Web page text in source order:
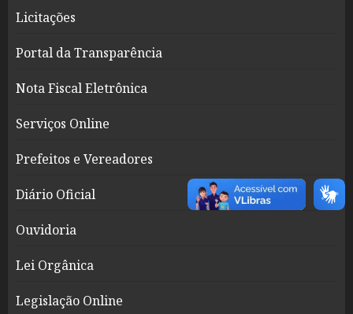
Licitações
Portal da Transparência
Nota Fiscal Eletrônica
Serviços Online
Prefeitos e Vereadores
Diário Oficial
Ouvidoria
Lei Orgânica
Legislação Online